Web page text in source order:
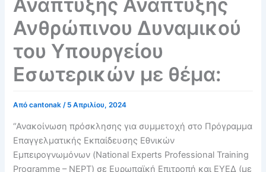
Ανάπτυξης Ανάπτυξης
Ανθρώπινου Δυναμικού
του Υπουργείου
Εσωτερικών με θέμα:
Απόcantonak/ 5 Απριλίου, 2024
“Ανακοίνωση πρόσκλησης για συμμετοχή στο Πρόγραμμα
Επαγγελματικής Εκπαίδευσης Εθνικών
Εμπειρογνωμόνων (National Experts Professional Training
Programme – NEPT) σε Ευρωπαϊκή Επιτροπή και ΕΥΕΔ (με